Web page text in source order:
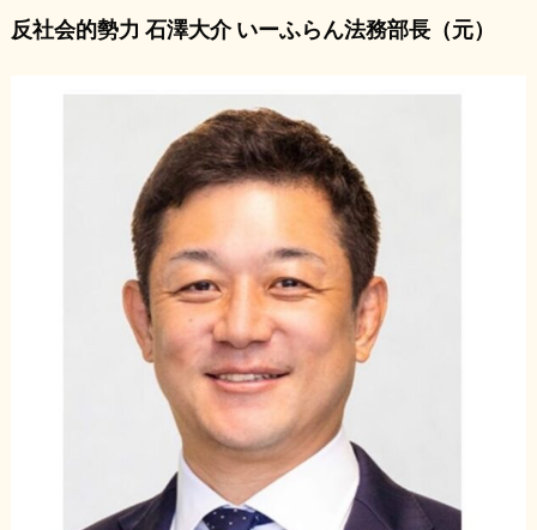
反社会的勢力 石澤大介 いーふらん法務部長（元）